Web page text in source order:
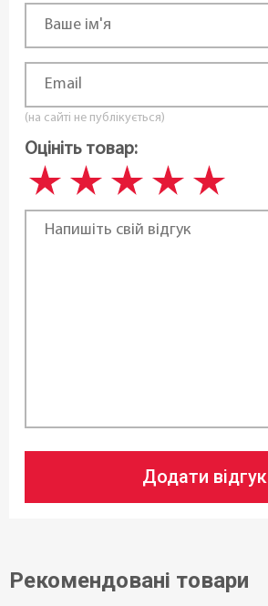
(на сайті не публікується)
Оцініть товар:
Додати відгук
Рекомендовані товари